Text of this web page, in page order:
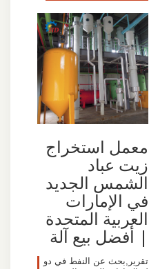
معمل استخراج
زيت عباد
الشمس الجديد
في الإمارات
العربية المتحدة
| أفضل بيع آلة
تقرير,بحث عن النفط في دو